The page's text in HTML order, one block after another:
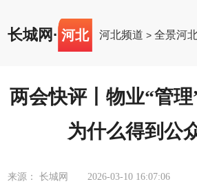
长城网 · 河北 河北频道 >全景河
两会快评丨物业“管理
为什么得到公
来源： 长城网 2026-03-10 16:07:06